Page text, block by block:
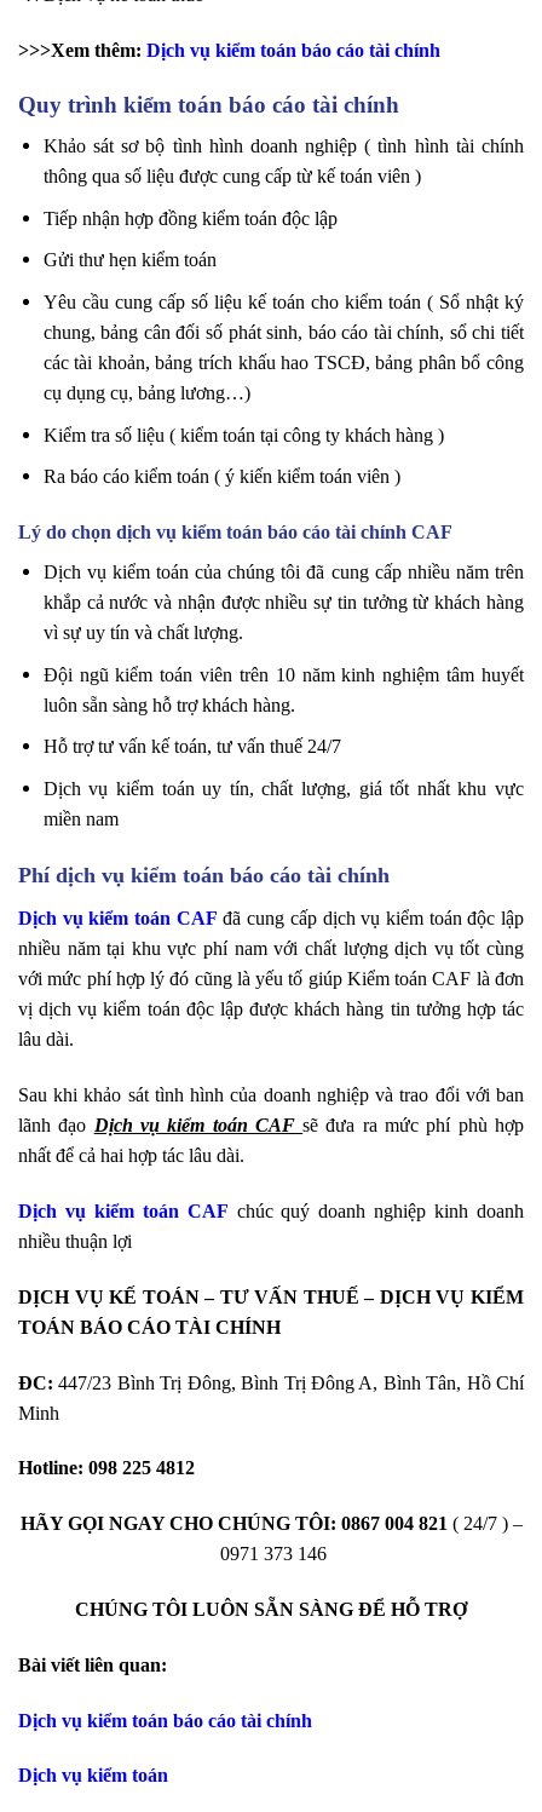
>>>Xem thêm: Dịch vụ kiểm toán báo cáo tài chính
Quy trình kiểm toán báo cáo tài chính
Khảo sát sơ bộ tình hình doanh nghiệp ( tình hình tài chính
thông qua số liệu được cung cấp từ kế toán viên )
Tiếp nhận hợp đồng kiểm toán độc lập
Gửi thư hẹn kiểm toán
Yêu cầu cung cấp số liệu kế toán cho kiểm toán ( Sổ nhật ký
chung, bảng cân đối số phát sinh, báo cáo tài chính, sổ chi tiết
các tài khoản, bảng trích khấu hao TSCĐ, bảng phân bổ công
cụ dụng cụ, bảng lương…)
Kiểm tra số liệu ( kiểm toán tại công ty khách hàng )
Ra báo cáo kiểm toán ( ý kiến kiểm toán viên )
Lý do chọn dịch vụ kiểm toán báo cáo tài chính CAF
Dịch vụ kiểm toán của chúng tôi đã cung cấp nhiều năm trên
khắp cả nước và nhận được nhiều sự tin tưởng từ khách hàng
vì sự uy tín và chất lượng.
Đội ngũ kiểm toán viên trên 10 năm kinh nghiệm tâm huyết
luôn sẵn sàng hỗ trợ khách hàng.
Hỗ trợ tư vấn kế toán, tư vấn thuế 24/7
Dịch vụ kiểm toán uy tín, chất lượng, giá tốt nhất khu vực
miền nam
Phí dịch vụ kiểm toán báo cáo tài chính
Dịch vụ kiểm toán CAF đã cung cấp dịch vụ kiểm toán độc lập
nhiều năm tại khu vực phí nam với chất lượng dịch vụ tốt cùng
với mức phí hợp lý đó cũng là yếu tố giúp Kiểm toán CAF là đơn
vị dịch vụ kiểm toán độc lập được khách hàng tin tưởng hợp tác
lâu dài.
Sau khi khảo sát tình hình của doanh nghiệp và trao đổi với ban
lãnh đạo Dịch vụ kiểm toán CAFsẽ đưa ra mức phí phù hợp
nhất để cả hai hợp tác lâu dài.
Dịch vụ kiểm toán CAF chúc quý doanh nghiệp kinh doanh
nhiều thuận lợi
DỊCH VỤ KẾ TOÁN – TƯ VẤN THUẾ – DỊCH VỤ KIỂM
TOÁN BÁO CÁO TÀI CHÍNH
ĐC: 447/23 Bình Trị Đông, Bình Trị Đông A, Bình Tân, Hồ Chí
Minh
Hotline: 098 225 4812
HÃY GỌI NGAY CHO CHÚNG TÔI: 0867 004 821 ( 24/7 ) –
0971 373 146
CHÚNG TÔI LUÔN SẴN SÀNG ĐỂ HỖ TRỢ
Bài viết liên quan:
Dịch vụ kiểm toán báo cáo tài chính
Dịch vụ kiểm toán